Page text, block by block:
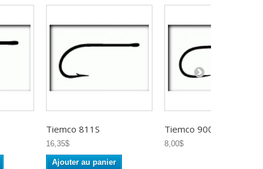
Tiemco 811S
16,35$
Ajouter au panier
Tiemco 900BL
8,00$